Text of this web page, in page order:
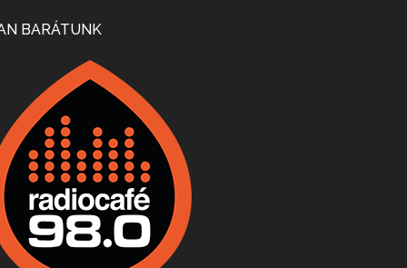
Apr 24, 2026 • 00:38:10
Villány, kékfrankos, Jackfall
Apr 17, 2026 • 00:35:38
Apr 9, 2026 • 00:37:17
BARÁTUNK